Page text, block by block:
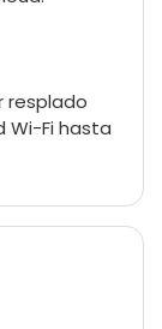
resplado
Wi-Fi hasta